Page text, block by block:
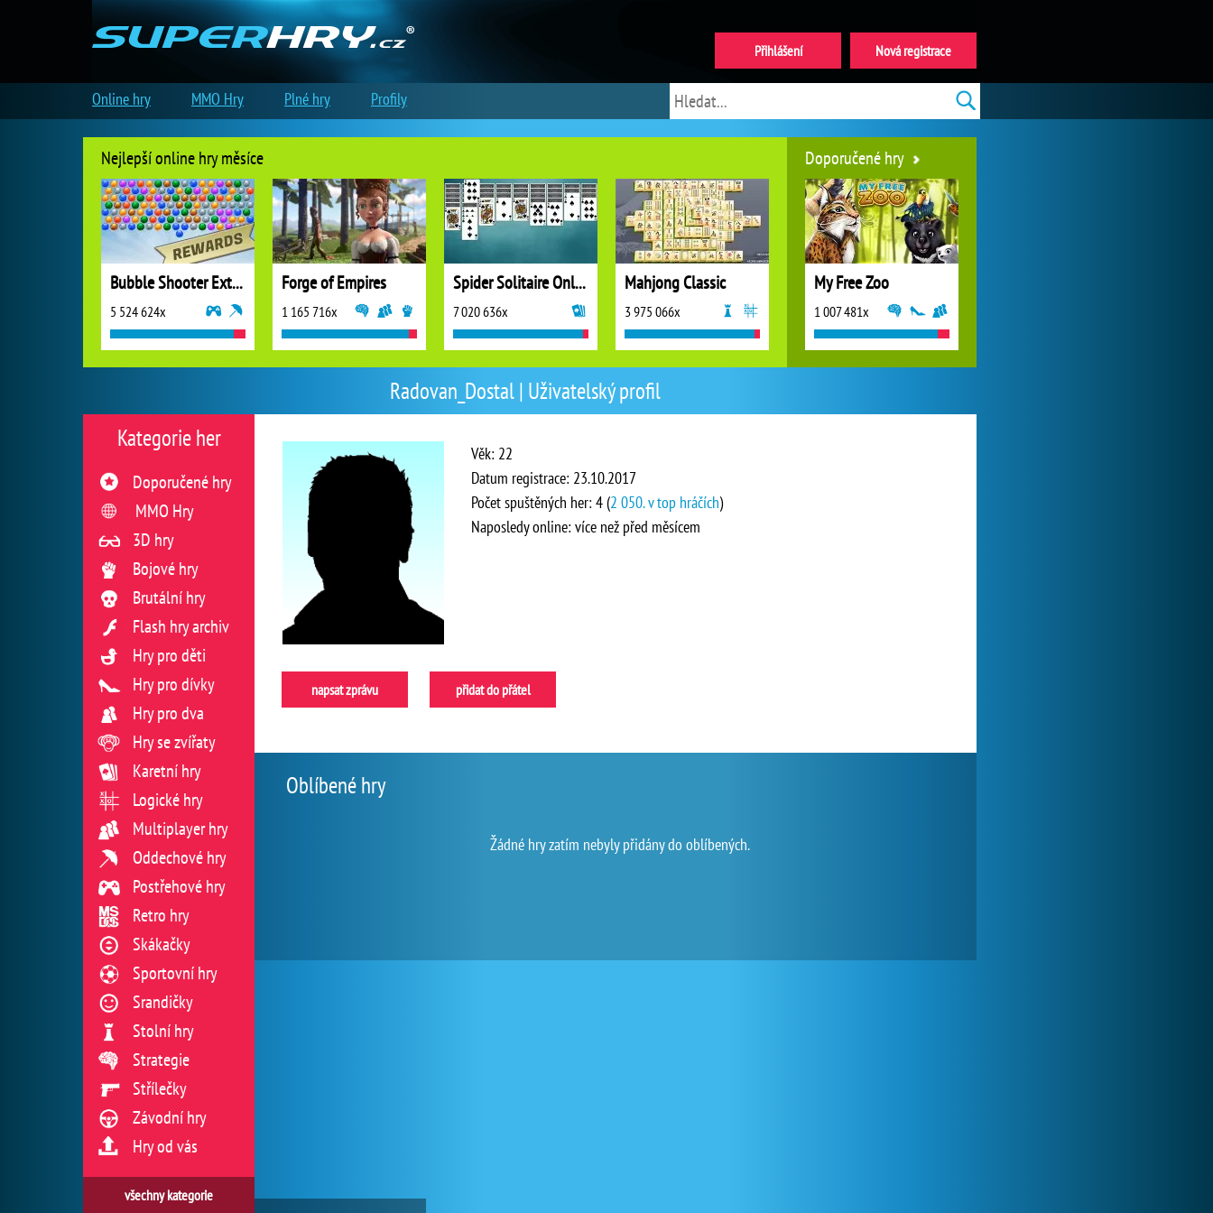
Radovan_Dostal | Uživatelský profil
Věk: 22
Datum registrace: 23.10.2017
Počet spuštěných her: 4 (2 050. v top hráčích)
Naposledy online: více než před měsícem
napsat zprávu přidat do přátel
Oblíbené hry
Žádné hry zatím nebyly přidány do oblíbených.
Kategorie her
Doporučené hry
MMO Hry
3D hry
Bojové hry
Brutální hry
Flash hry archiv
Hry pro děti
Hry pro dívky
Hry pro dva
Hry se zvířaty
Karetní hry
Logické hry
Multiplayer hry
Oddechové hry
Postřehové hry
Retro hry
Skákačky
Sportovní hry
Srandičky
Stolní hry
Strategie
Střílečky
Závodní hry
Hry od vás
všechny kategorie
Nejlepší online hry měsíce
Bubble Shooter Extreme
5 524 624x
Forge of Empires
1 165 716x
Spider Solitaire Online
7 020 636x
Mahjong Classic
3 975 066x
Doporučené hry
My Free Zoo
1 007 481x
Nová registrace
Přihlášení
Online hry MMO Hry Plné hry Profily